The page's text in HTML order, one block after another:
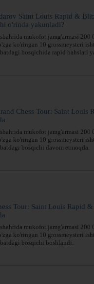
Saint Louis Rapid &
o'rinda yakunladi?
mukofot jamg'armasi
ko'ringan 10 grossmeysteri
bosqichida rapid bahslari
Chess Tour: Saint Louis
mukofot jamg'armasi
ko'ringan 10 grossmeysteri
bosqichi davom etmoqda.
Tour: Saint Louis Rapid
mukofot jamg'armasi
ko'ringan 10 grossmeysteri
bosqichi boshlandi.